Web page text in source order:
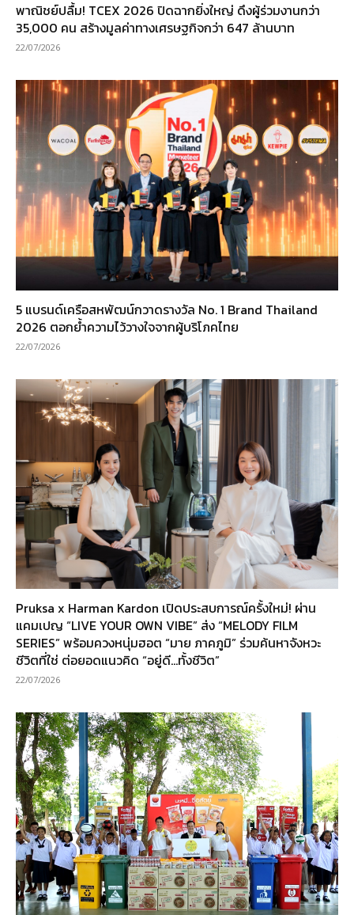
พาณิชย์ปลื้ม! TCEX 2026 ปิดฉากยิ่งใหญ่ ดึงผู้ร่วมงานกว่า
35,000 คน สร้างมูลค่าทางเศรษฐกิจกว่า 647 ล้านบาท
22/07/2026
5 แบรนด์เครือสหพัฒน์กวาดรางวัล No. 1 Brand Thailand
2026 ตอกย้ำความไว้วางใจจากผู้บริโภคไทย
22/07/2026
Pruksa x Harman Kardon เปิดประสบการณ์ครั้งใหม่! ผ่าน
แคมเปญ “LIVE YOUR OWN VIBE” ส่ง “MELODY FILM
SERIES” พร้อมควงหนุ่มฮอต “มาย ภาคภูมิ” ร่วมค้นหาจังหวะ
ชีวิตที่ใช่ ต่อยอดแนวคิด “อยู่ดี…ทั้งชีวิต”
22/07/2026